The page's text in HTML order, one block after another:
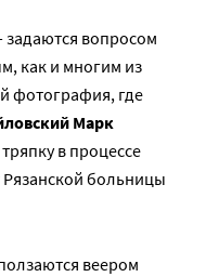
задаются вопросом
как и многим из
фотография, где
Марк
в процессе
больницы
веером